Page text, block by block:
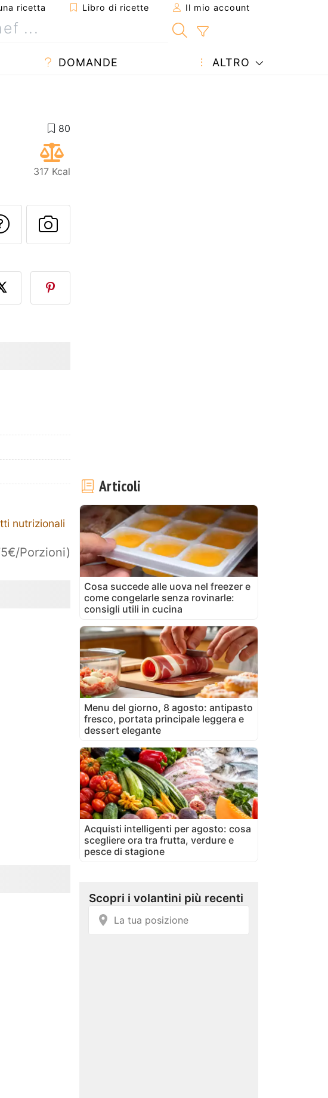
ricetta Libro di ricette Il mio account
DOMANDE ALTRO
317 Kcal
ricetta ad un amico
la ricetta
Contatta l'autore della Ricetta
Pubblica la foto di questa
nutrizionali
Porzioni)
Articoli
Cosa succede alle uova nel freezer e
come congelarle senza rovinarle:
consigli utili in cucina
Menu del giorno, 8 agosto: antipasto
fresco, portata principale leggera e
dessert elegante
Acquisti intelligenti per agosto: cosa
scegliere ora tra frutta, verdure e
pesce di stagione